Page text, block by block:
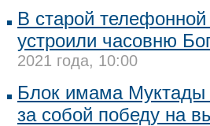
В старой
устроили часовню
2021 года, 10:00
Блок имама Муктады
за собой победу на